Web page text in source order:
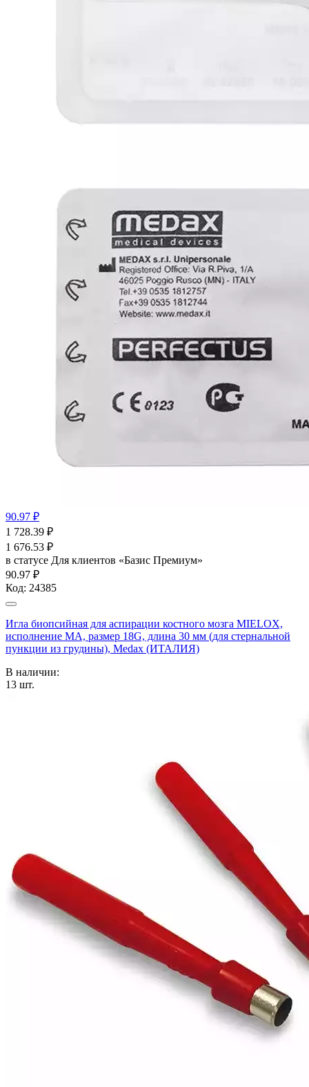
90.97 ₽
1 728.39 ₽
1 676.53 ₽
в статусе Для клиентов «Базис Премиум»
90.97 ₽
Код: 24385
Игла биопсийная для аспирации костного мозга MIELOX,
исполнение MA, размер 18G, длина 30 мм (для стернальной
пункции из грудины), Medax (ИТАЛИЯ)
В наличии:
13 шт.